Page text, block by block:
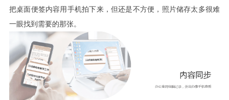
把桌面便签内容用手机拍下来，但还是不方便，照片储存太多很难
一眼找到需要的那张。